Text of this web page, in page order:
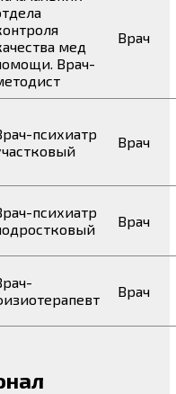
мед
Врач-
Врач
психиатр
Врач
психиатр
Врач
Врач